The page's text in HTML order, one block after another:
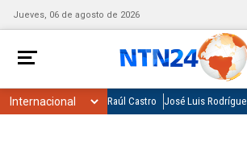
Jueves, 06 de agosto de 2026
Raúl Castro José Luis